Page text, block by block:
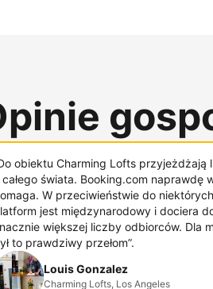
obiektu Charming Lofts przyjeżdżają
całego świata. Booking.com naprawdę
W przeciwieństwie do niektórych
jest międzynarodowy i dociera
większej liczby odbiorców. Dla
to prawdziwy przełom”.
Louis Gonzalez
Charming Lofts, Los Angeles